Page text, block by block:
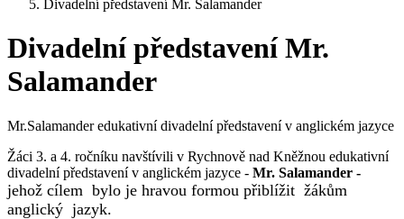
Divadelní představení Mr. Salamander
Divadelní představení Mr.
Salamander
Mr.Salamander edukativní divadelní představení v anglickém jazyce
Žáci 3. a 4. ročníku navštívili v Rychnově nad Kněžnou edukativní
divadelní představení v anglickém jazyce - Mr. Salamander -
jehož cílem bylo je hravou formou přiblížit žákům
anglický jazyk.